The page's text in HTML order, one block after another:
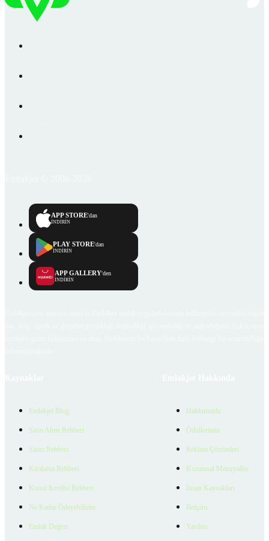
APP STORE'dan
İNDİRİN
PLAY STORE'dan
İNDİRİN
APP GALLERY'den
İNDİRİN
Emlakjet Blog
Satın Alma Rehberi
Satıcı Rehberi
Kiralama Rehberi
Konut Kredisi Rehberi
Ne Kadar Ödeyebilirim
Emlak Değeri
Hakkımızda
Ödüllerimiz
Reklam Çözümleri
Kurumsal Materyaller
İnsan Kaynakları
İletişim
Yardım